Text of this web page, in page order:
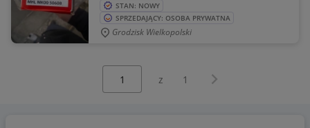
STAN: NOWY
SPRZEDAJĄCY: OSOBA PRYWATNA
Grodzisk Wielkopolski
z 1 Następna strona